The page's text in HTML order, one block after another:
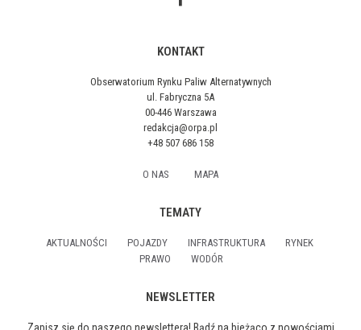
KONTAKT
Obserwatorium Rynku Paliw Alternatywnych
ul. Fabryczna 5A
00-446 Warszawa
redakcja@orpa.pl
+48 507 686 158
O NAS MAPA
TEMATY
AKTUALNOŚCI POJAZDY INFRASTRUKTURA
RYNEK
PRAWO
WODÓR
NEWSLETTER
Zapisz się do naszego newslettera! Bądź na bieżąco z nowościami